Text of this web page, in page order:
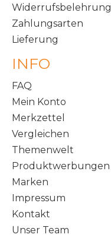
Widerrufsbelehrung
Zahlungsarten
Lieferung
INFO
FAQ
Mein Konto
Merkzettel
Vergleichen
Themenwelt
Produktwerbungen
Marken
Impressum
Kontakt
Unser Team